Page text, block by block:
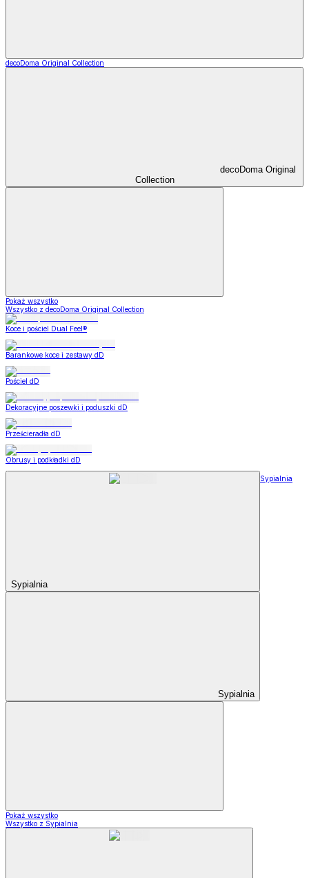
decoDoma Original Collection
decoDoma Original
Collection
Pokaż wszystko
Wszystko z decoDoma Original Collection
Koce i pościel Dual Feel®
Barankowe koce i zestawy dD
Pościel dD
Dekoracyjne poszewki i poduszki dD
Prześcieradła dD
Obrusy i podkładki dD
Sypialnia
Sypialnia
Sypialnia
Pokaż wszystko
Wszystko z Sypialnia